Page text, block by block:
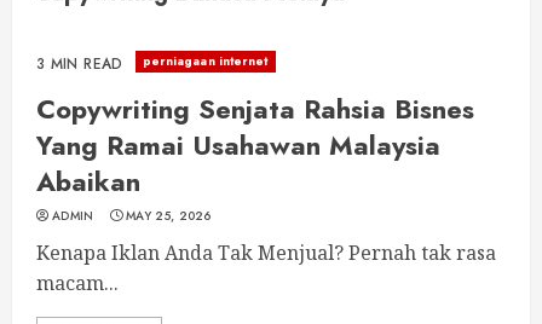
3 MIN READ perniagaan internet
Copywriting Senjata Rahsia Bisnes
Yang Ramai Usahawan Malaysia
Abaikan
ADMIN MAY 25, 2026
Kenapa Iklan Anda Tak Menjual? Pernah tak rasa
macam...